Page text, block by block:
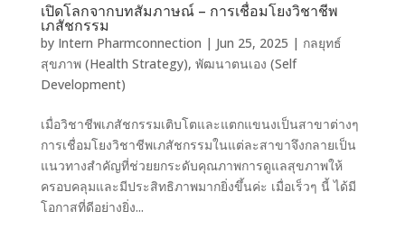
เปิดโลกจากบทสัมภาษณ์ – การเชื่อมโยงวิชาชีพ
เภสัชกรรม
by Intern Pharmconnection | Jun 25, 2025 | กลยุทธ์
สุขภาพ (Health Strategy), พัฒนาตนเอง (Self
Development)
เมื่อวิชาชีพเภสัชกรรมเติบโตและแตกแขนงเป็นสาขาต่างๆ
การเชื่อมโยงวิชาชีพเภสัชกรรมในแต่ละสาขาจึงกลายเป็น
แนวทางสำคัญที่ช่วยยกระดับคุณภาพการดูแลสุขภาพให้
ครอบคลุมและมีประสิทธิภาพมากยิ่งขึ้นค่ะ เมื่อเร็วๆ นี้ ได้มี
โอกาสที่ดีอย่างยิ่ง...